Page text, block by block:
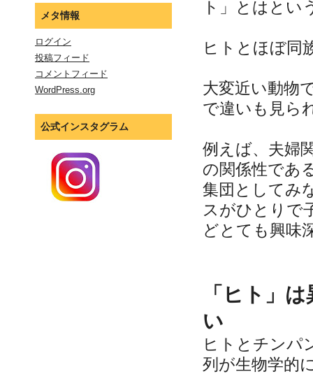
メタ情報
ログイン
投稿フィード
コメントフィード
WordPress.org
公式インスタグラム
ト」とはとい
ヒトとほぼ同
大変近い動物
で違いも見ら
例えば、夫婦
の関係性であ
集団としてみ
スがひとりで
どとても興味
「ヒト」
い
ヒトとチンパ
列が生物学的